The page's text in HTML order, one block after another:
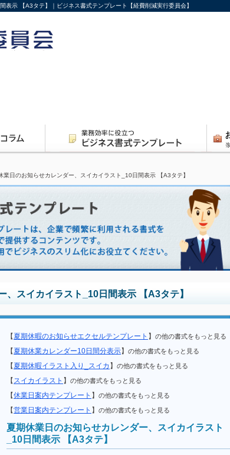
示 【A3タテ】｜ビジネス書式テンプレート【経費削減実行委員会】
業日のお知らせカレンダー、スイカイラスト_10日間表示 【A3タテ】
、スイカイラスト_10日間表示 【A3タテ】
【夏期休暇のお知らせエクセルテンプレート 】 の他の書式をもっと見る
【夏期休業カレンダー10日間分表示】 の他の書式をもっと見る
【夏期休暇イラスト入り_スイカ 】 の他の書式をもっと見る
【 スイカイラスト 】 の他の書式をもっと見る
【休業日案内テンプレート 】 の他の書式をもっと見る
【営業日案内テンプレート 】 の他の書式をもっと見る
夏期休業日のお知らせカレンダー、スイカイラスト
_10日間表示 【A3タテ】